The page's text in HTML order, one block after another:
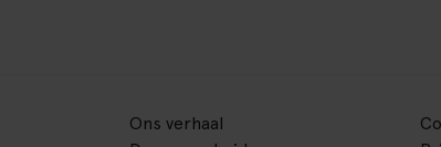
Ons verhaal